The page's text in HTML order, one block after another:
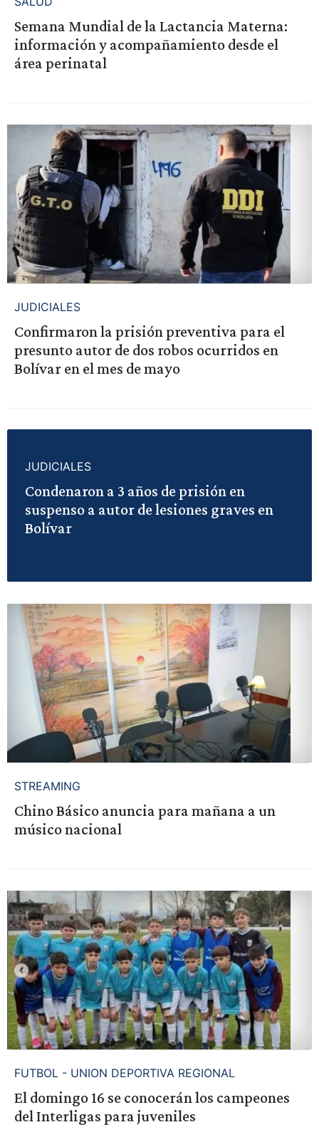
Semana Mundial de la Lactancia Materna:
información y acompañamiento desde el
área perinatal
JUDICIALES
Confirmaron la prisión preventiva para el
presunto autor de dos robos ocurridos en
Bolívar en el mes de mayo
JUDICIALES
Condenaron a 3 años de prisión en
suspenso a autor de lesiones graves en
Bolívar
STREAMING
Chino Básico anuncia para mañana a un
músico nacional
FUTBOL - UNION DEPORTIVA REGIONAL
El domingo 16 se conocerán los campeones
del Interligas para juveniles